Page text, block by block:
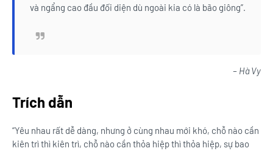
và ngẩng cao đầu đối diện dù ngoài kia có là bão giông”.
– Hà Vy
Trích dẫn
“Yêu nhau rất dễ dàng, nhưng ở cùng nhau mới khó, chỗ nào cần
kiên trì thì kiên trì, chỗ nào cần thỏa hiệp thì thỏa hiệp, sự bao